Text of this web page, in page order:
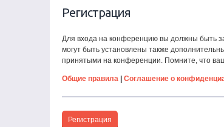
Регистрация
Для входа на конференцию вы должны быть
могут быть установлены также
принятыми на конференции. Помните, что
Общие правила Соглашение о
Регистрация